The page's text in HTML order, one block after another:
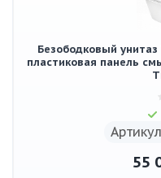
Безободковый
пластиковая панель
55